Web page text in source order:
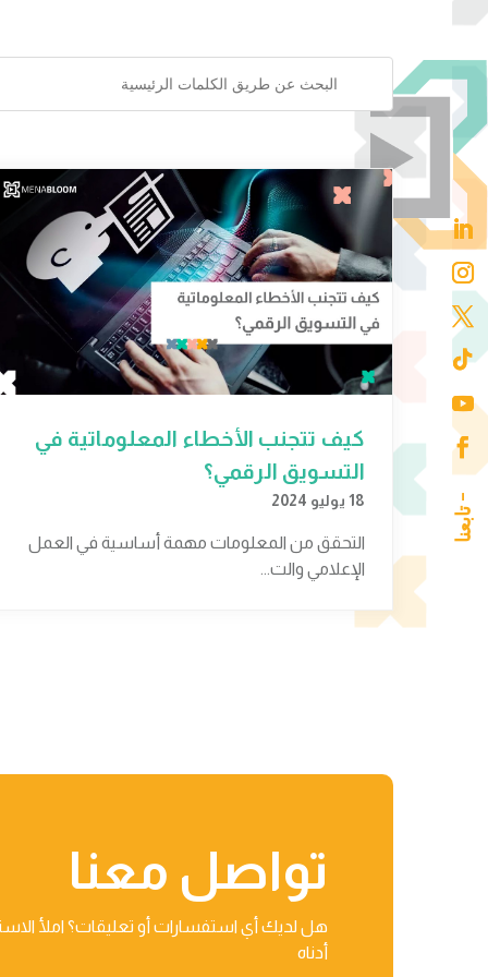
كيف تتجنب الأخطاء المعلوماتية في
التسويق الرقمي؟
18 يوليو 2024
التحقق من المعلومات مهمة أساسية في العمل
الإعلامي والت...
تواصل معنا
هل لديك أي استفسارات أو تعليقات؟ املأ
أدناه